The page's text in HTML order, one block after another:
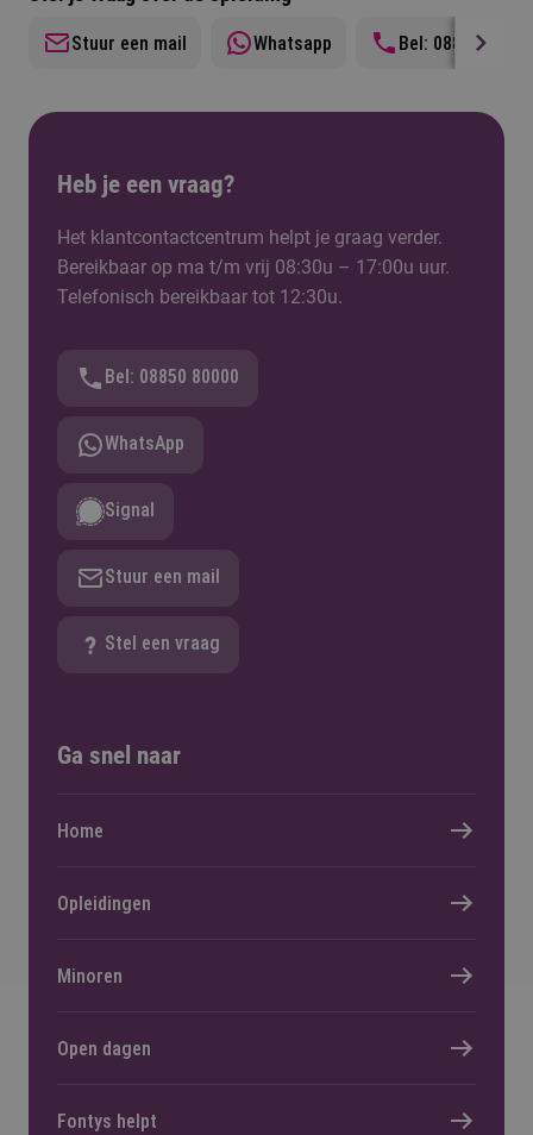
later begint dan de meeste medestudenten. Of dit
voor jou verstandig is, hangt af van jouw
achtergrond en situatie. Vraag gerust advies aan
Stuur een mail Whatsapp Bel: 0885070700
Heb je een vraag?
Het klantcontactcentrum helpt je graag verder.
Bereikbaar op ma t/m vrij 08:30u – 17:00u uur.
Telefonisch bereikbaar tot 12:30u.
Bel: 08850 80000
WhatsApp
Signal
Stuur een mail
Stel een vraag
Ga snel naar
Home
Opleidingen
Minoren
Open dagen
Fontys helpt